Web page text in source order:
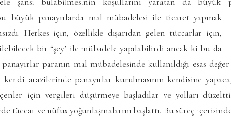
büyük panayırlarda mal mübadelesi ile ticaret yapmak
Herkes için, özellikle dışarıdan gelen tüccarlar için,
bir “şey” ile mübadele yapılabilirdi ancak ki bu da
panayırlar paranın mal mübadelesinde kullanıldığı esas
arazilerinde panayırlar kurulmasının kendisine
için vergileri düşürmeye başladılar ve yolları
tüccar ve nüfus yoğunlaşmalarını başlattı. Bu süreç